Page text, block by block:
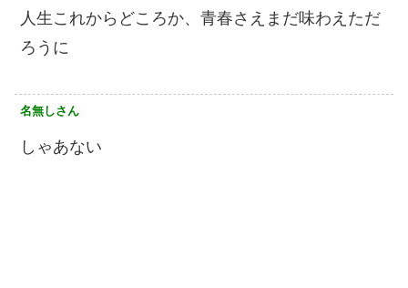
人生これからどころか、青春さえまだ味わえただ
ろうに
名無しさん
しゃあない